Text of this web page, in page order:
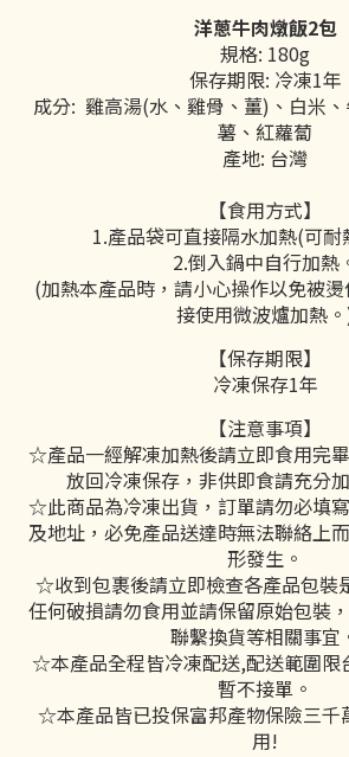
洋蔥牛肉燉飯2包
規格: 180g
保存期限: 冷凍1年
成分: 雞高湯(水、雞骨、薑) 、白米
薯、紅蘿蔔
產地: 台灣
【食用方式】
1.產品袋可直接隔水加熱(可
2.倒入鍋中自行加熱
(加熱本產品時，請小心操作以免被
接使用微波爐加熱
【保存期限】
冷凍保存1年
【注意事項】
☆產品一經解凍加熱後請立即食用完
放回冷凍保存，非供即食請充分
☆此商品為冷凍出貨，訂單請勿必填
及地址，必免產品送達時無法聯絡上
形發生。
☆收到包裹後請立即檢查各產品包裝
任何破損請勿食用並請保留原始包裝
聯繫換貨等相關事宜
☆本產品全程皆冷凍配送,配送範圍限
暫不接單。
☆本產品皆已投保富邦產物保險三千
用!